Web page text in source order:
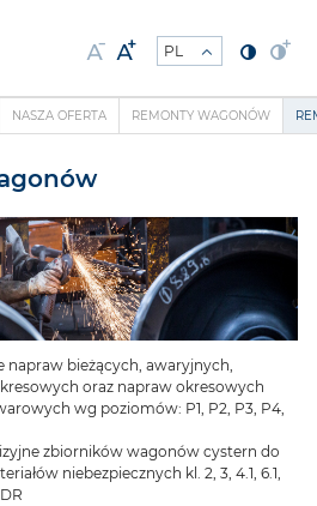
NASZA OFERTA REMONTY WAGONÓW
napraw bieżących, awaryjnych,
oraz napraw okresowych
wg poziomów: P1, P2, P3, P4,
zbiorników wagonów cystern do
niebezpiecznych kl. 2, 3, 4.1, 6.1,